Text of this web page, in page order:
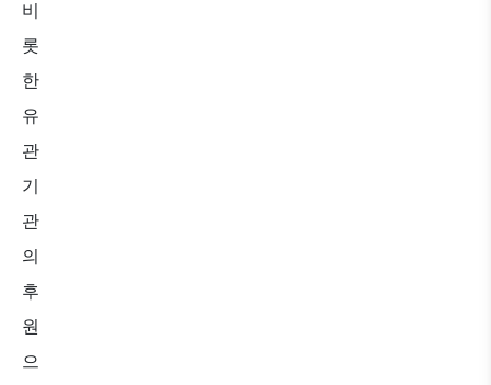
비
롯
한
유
관
기
관
의
후
원
으